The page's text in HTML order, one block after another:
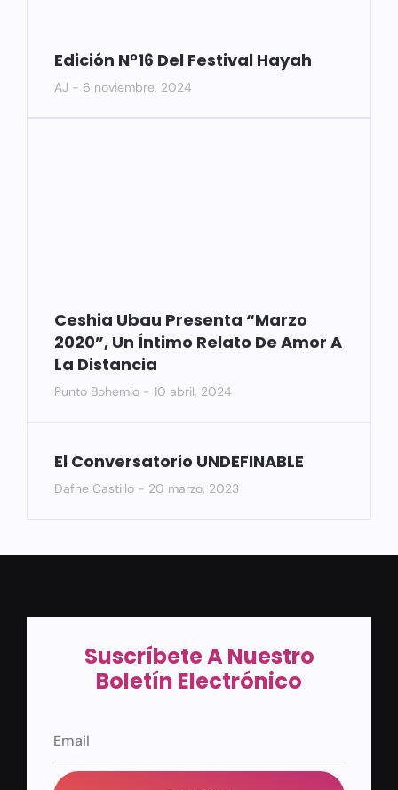
Edición N°16 Del Festival Hayah
AJ 6 noviembre, 2024
Ceshia Ubau Presenta “Marzo
2020”, Un Íntimo Relato De Amor A
La Distancia
Punto Bohemio 10 abril, 2024
El Conversatorio UNDEFINABLE
Dafne Castillo 20 marzo, 2023
Suscríbete A Nuestro
Boletín Electrónico